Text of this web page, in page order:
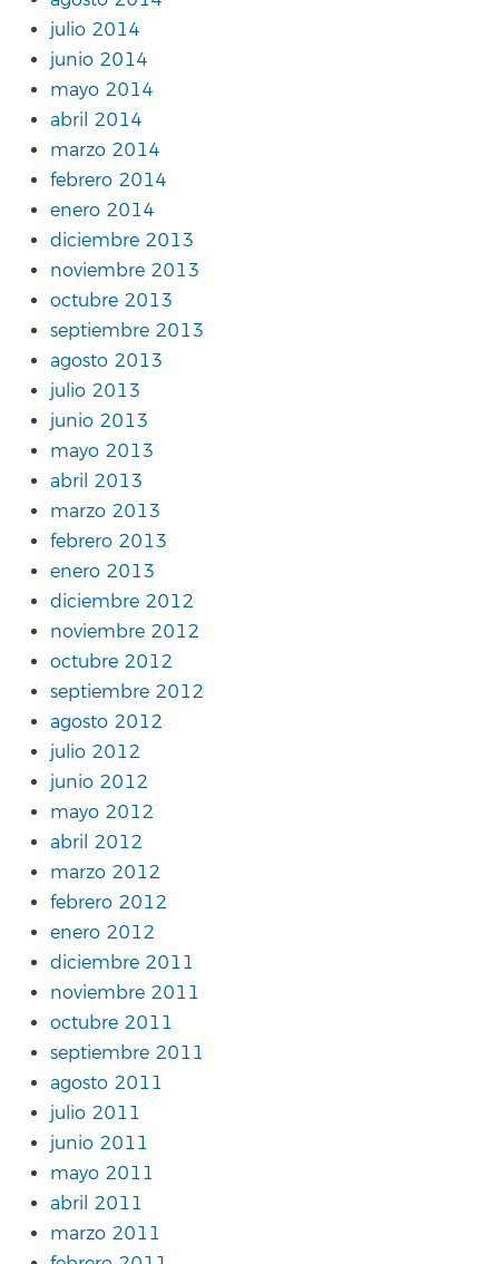
julio 2014
junio 2014
mayo 2014
abril 2014
marzo 2014
febrero 2014
enero 2014
diciembre 2013
noviembre 2013
octubre 2013
septiembre 2013
agosto 2013
julio 2013
junio 2013
mayo 2013
abril 2013
marzo 2013
febrero 2013
enero 2013
diciembre 2012
noviembre 2012
octubre 2012
septiembre 2012
agosto 2012
julio 2012
junio 2012
mayo 2012
abril 2012
marzo 2012
febrero 2012
enero 2012
diciembre 2011
noviembre 2011
octubre 2011
septiembre 2011
agosto 2011
julio 2011
junio 2011
mayo 2011
abril 2011
marzo 2011